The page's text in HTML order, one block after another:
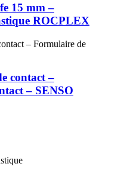
15 mm –
ROCPLEX
contact –
– SENSO